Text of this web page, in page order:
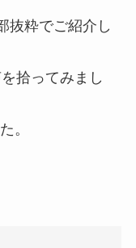
抜粋でご紹介し
拾ってみまし
。